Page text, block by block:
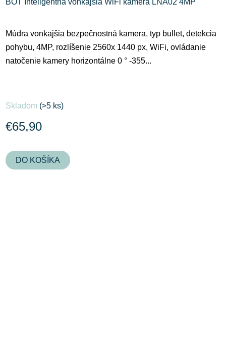
BOT Inteligentná vonkajšia WiFi kamera LNA02 4MP
Múdra vonkajšia bezpečnostná kamera, typ bullet, detekcia
pohybu, 4MP, rozlíšenie 2560x 1440 px, WiFi, ovládanie
natočenie kamery horizontálne 0 ° -355...
Skladom (>5 ks)
€65,90
DO KOŠÍKA